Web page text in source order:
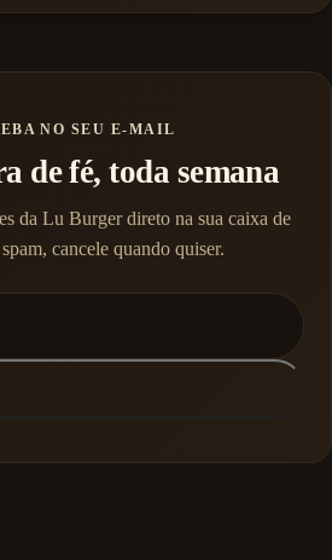
NO SEU E-MAIL
de fé, toda semana
da Lu Burger direto na sua caixa de
cancele quando quiser.